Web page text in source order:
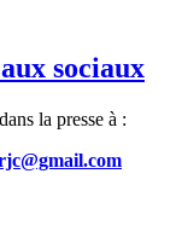
sociaux
la presse à :